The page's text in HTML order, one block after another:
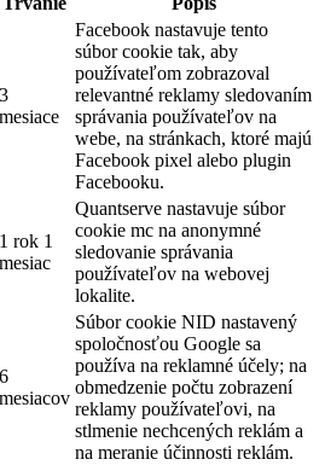
3
mesiace
Facebook nastavuje tento
súbor cookie tak, aby
používateľom zobrazoval
relevantné reklamy sledovaním
správania používateľov na
webe, na stránkach, ktoré majú
Facebook pixel alebo plugin
Facebooku.
1 rok 1
mesiac
Quantserve nastavuje súbor
cookie mc na anonymné
sledovanie správania
používateľov na webovej
lokalite.
6
mesiacov
Súbor cookie NID nastavený
spoločnosťou Google sa
používa na reklamné účely; na
obmedzenie počtu zobrazení
reklamy používateľovi, na
stlmenie nechcených reklám a
na meranie účinnosti reklám.